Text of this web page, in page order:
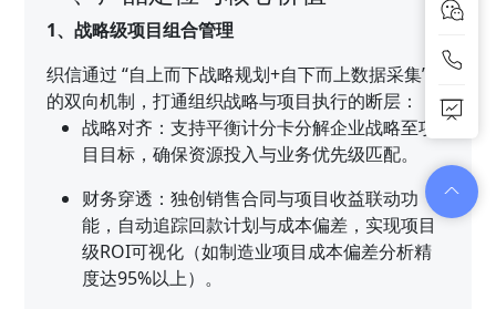
1、战略级项目组合管理
织信通过 “自上而下战略规划+自下而上数据采集”
的双向机制，打通组织战略与项目执行的断层：
战略对齐：支持平衡计分卡分解企业战略至项
目目标，确保资源投入与业务优先级匹配。
财务穿透：独创销售合同与项目收益联动功
能，自动追踪回款计划与成本偏差，实现项目
级ROI可视化（如制造业项目成本偏差分析精
度达95%以上）。